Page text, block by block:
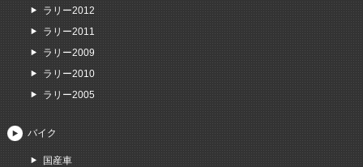
ラリー2012
ラリー2011
ラリー2009
ラリー2010
ラリー2005
バイク
国産車